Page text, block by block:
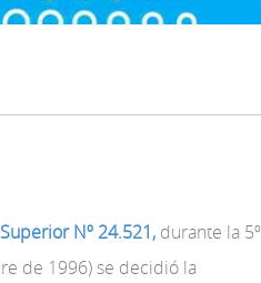
Nº 24.521, durante la 5º
de 1996) se decidió la